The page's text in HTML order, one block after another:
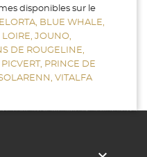
disponibles sur le
BLUE WHALE,
JOUNO,
DE ROUGELINE,
PICVERT, PRINCE DE
VITALFA